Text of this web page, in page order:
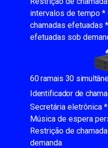
intervalos de tempo *
chamadas efetuadas
efetuadas sob
60 ramais 30
Identificador de
Secretária eletrônica
Música de espera
Restrição de
demanda